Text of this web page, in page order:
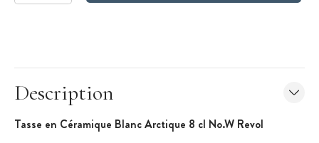
Description
Tasse en Céramique Blanc Arctique 8 cl No.W Revol